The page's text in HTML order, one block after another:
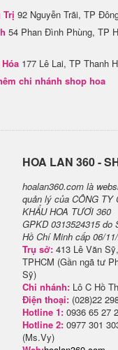
Trị 92 Nguyễn Trãi, TP
54 Phan Đình Phùng, TP
177 Lê Lai, TP Thanh
chi nhánh shop hoa
H​OA LAN 360 -
hoalan360.com là
quản lý của CÔNG TY
KHẨU HOA TƯƠI 360
GPKD 0313524315
Hồ Chí Minh cấp 06/
Trụ sở: 413 Lê Văn
TPHCM (Gần ngã tư
Sỹ)
Chi nhánh: Lô C Hồ
Điện thoại: (028)22
Hotline 1: 0936 65 27
Hotline 2: 0977 301
(Ms.Vy)